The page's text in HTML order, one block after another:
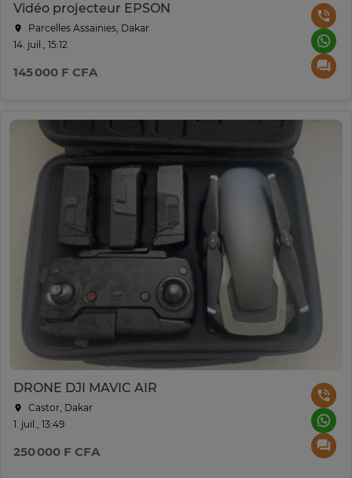
Vidéo projecteur EPSON
Parcelles Assainies, Dakar
14. juil., 15:12
145 000 F CFA
DRONE DJI MAVIC AIR
Castor, Dakar
1. juil., 13:49
250 000 F CFA